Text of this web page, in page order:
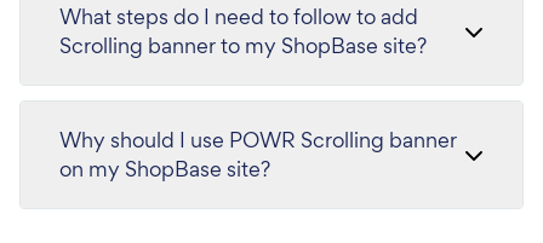
What steps do I need to follow to add
Scrolling banner to my ShopBase site?
Why should I use POWR Scrolling banner
on my ShopBase site?